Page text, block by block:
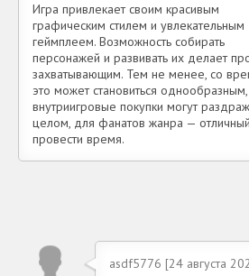
Игра привлекает своим красивым
графическим стилем и увлекательным
геймплеем. Возможность собирать
персонажей и развивать их делает
захватывающим. Тем не менее, со
это может становиться
внутриигровые покупки могут
целом, для фанатов жанра —
провести время.
asdf5776 [24 августа